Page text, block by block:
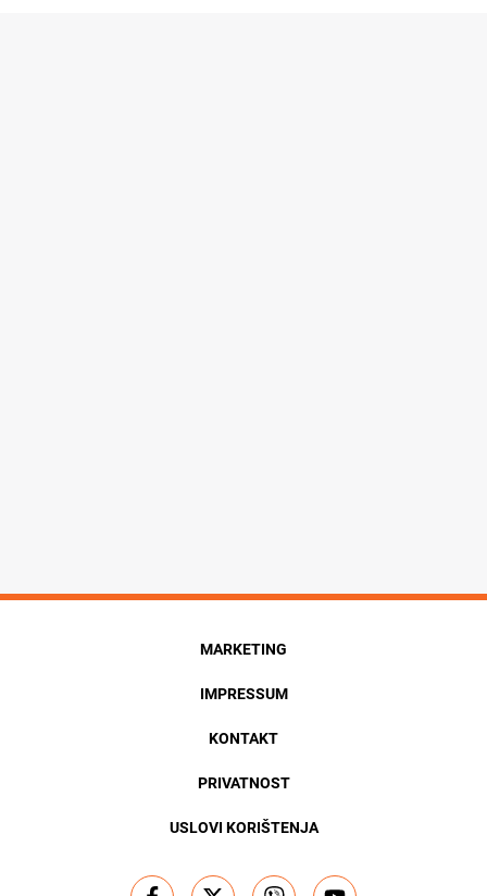
MARKETING
IMPRESSUM
KONTAKT
PRIVATNOST
USLOVI KORIŠTENJA